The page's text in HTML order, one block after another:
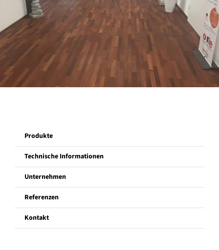
Unternehmen
Referenzen
Kontakt
Produkte
Technische Informationen
Unternehmen
Referenzen
Kontakt